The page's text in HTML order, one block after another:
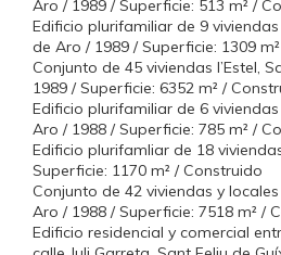
Aro / 1989 / Superficie: 513 m² /
Edificio plurifamiliar de 9
de Aro / 1989 / Superficie: 1309
Conjunto de 45 viviendas l’Estel,
1989 / Superficie: 6352 m² /
Edificio plurifamiliar de 6
Aro / 1988 / Superficie: 785 m² /
Edificio plurifamliar de 18
Superficie: 1170 m² / Construido
Conjunto de 42 viviendas y
Aro / 1988 / Superficie: 7518 m² /
Edificio residencial y comercial